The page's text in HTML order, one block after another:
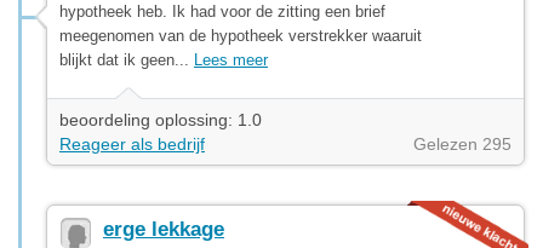
hypotheek heb. Ik had voor de zitting een brief
meegenomen van de hypotheek verstrekker waaruit
blijkt dat ik geen... Lees meer
beoordeling oplossing: 1.0
Reageer als bedrijf
Gelezen 295
erge lekkage